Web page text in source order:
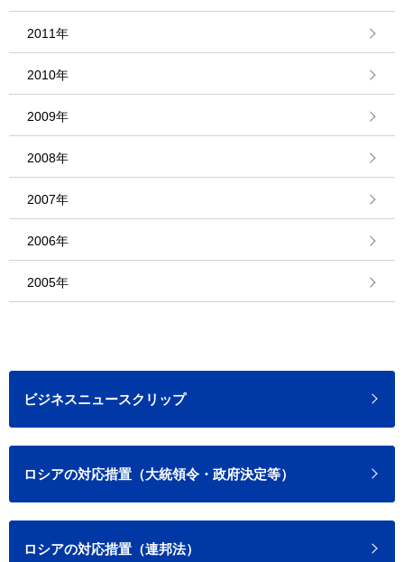
2011年
2010年
2009年
2008年
2007年
2006年
2005年
ビジネスニュースクリップ
ロシアの対応措置（大統領令・政府決定等）
ロシアの対応措置（連邦法）